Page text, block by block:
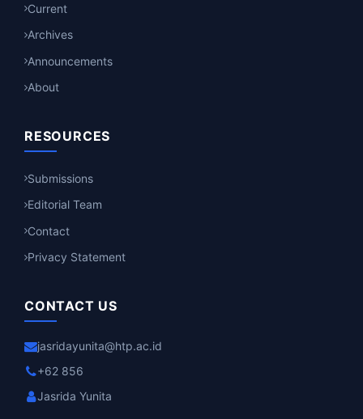
Current
Archives
Announcements
About
RESOURCES
Submissions
Editorial Team
Contact
Privacy Statement
CONTACT US
jasridayunita@htp.ac.id
+62 856
Jasrida Yunita